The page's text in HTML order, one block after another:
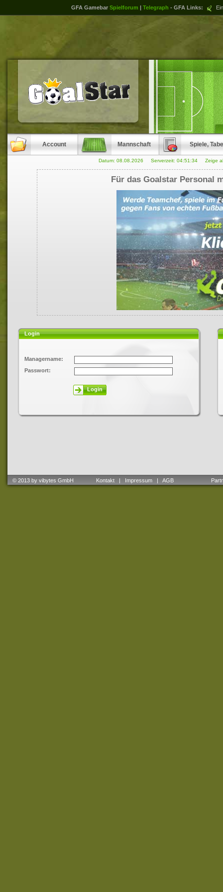
GFA Gamebar Spielforum | Telegraph - GFA Links:
Account Mannschaft Spiele,
Datum: 08.08.2026 Serverzeit: 04:51:34 Zeige
Für das Goalstar Personal
Login
Managername:
Passwort:
Login
© 2013 by vibytes GmbH Kontakt | Impressum | AGB